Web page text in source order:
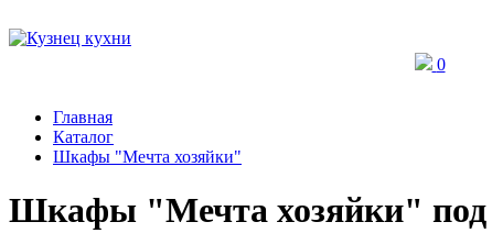
0
Главная
Каталог
Шкафы "Мечта хозяйки"
Шкафы "Мечта хозяйки" под